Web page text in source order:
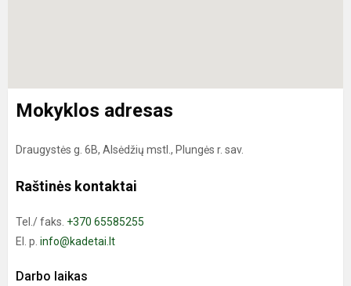
Mokyklos adresas
Draugystės g. 6B, Alsėdžių mstl., Plungės r. sav.
Raštinės kontaktai
Tel./ faks. +370 65585255
El. p. info@kadetai.lt
Darbo laikas